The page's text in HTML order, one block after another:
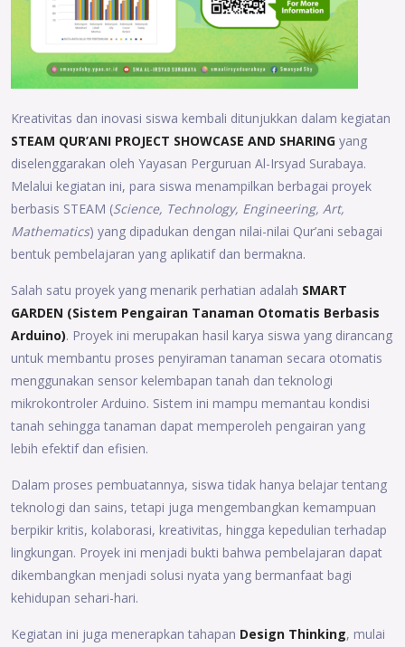
Kreativitas dan inovasi siswa kembali ditunjukkan dalam kegiatan
STEAM QUR’ANI PROJECT SHOWCASE AND SHARING yang
diselenggarakan oleh Yayasan Perguruan Al-Irsyad Surabaya.
Melalui kegiatan ini, para siswa menampilkan berbagai proyek
berbasis STEAM (Science, Technology, Engineering, Art,
Mathematics) yang dipadukan dengan nilai-nilai Qur’ani sebagai
bentuk pembelajaran yang aplikatif dan bermakna.
Salah satu proyek yang menarik perhatian adalah SMART
GARDEN (Sistem Pengairan Tanaman Otomatis Berbasis
Arduino). Proyek ini merupakan hasil karya siswa yang dirancang
untuk membantu proses penyiraman tanaman secara otomatis
menggunakan sensor kelembapan tanah dan teknologi
mikrokontroler Arduino. Sistem ini mampu memantau kondisi
tanah sehingga tanaman dapat memperoleh pengairan yang
lebih efektif dan efisien.
Dalam proses pembuatannya, siswa tidak hanya belajar tentang
teknologi dan sains, tetapi juga mengembangkan kemampuan
berpikir kritis, kolaborasi, kreativitas, hingga kepedulian terhadap
lingkungan. Proyek ini menjadi bukti bahwa pembelajaran dapat
dikembangkan menjadi solusi nyata yang bermanfaat bagi
kehidupan sehari-hari.
Kegiatan ini juga menerapkan tahapan Design Thinking, mulai